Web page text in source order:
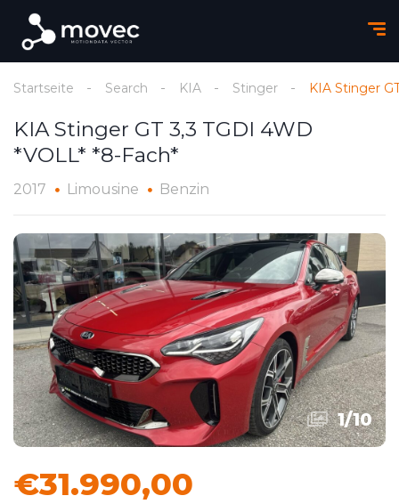
Startseite Search KIA Stinger KIA Stinger
KIA Stinger GT 3,3 TGDI 4WD
*VOLL* *8-Fach*
2017 Limousine Benzin
1/10
€31.990,00